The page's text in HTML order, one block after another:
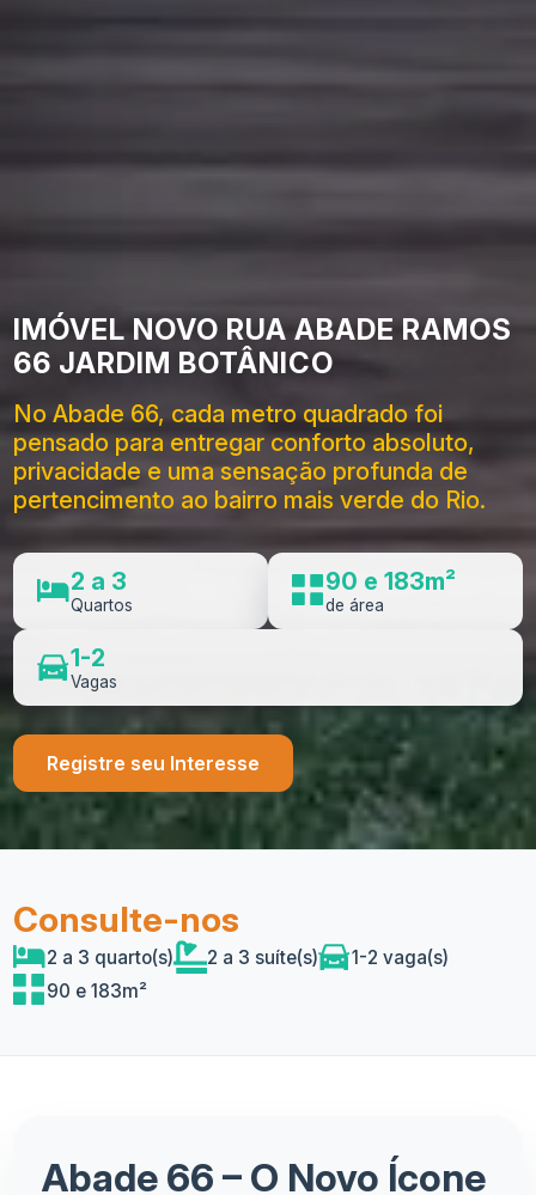
IMÓVEL NOVO RUA ABADE RAMOS
66 JARDIM BOTÂNICO
No Abade 66, cada metro quadrado foi
pensado para entregar conforto absoluto,
privacidade e uma sensação profunda de
pertencimento ao bairro mais verde do Rio.
2 a 3
Quartos
90 e 183m²
de área
1-2
Vagas
Registre seu Interesse
Consulte-nos
2 a 3 quarto(s) 2 a 3 suíte(s)
1-2 vaga(s)
90 e 183m²
Abade 66 – O Novo Ícone